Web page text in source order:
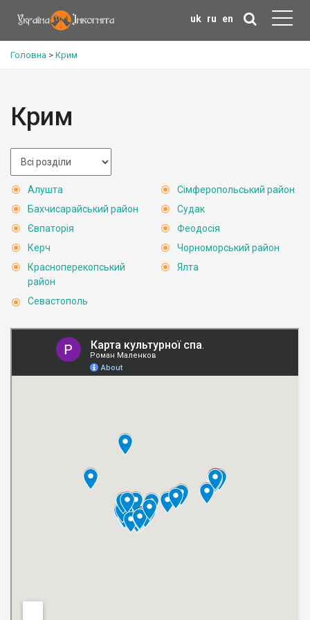
uk ru en
Головна > Крим
Крим
Алушта
Бахчисарайський район
Євпаторія
Керч
Красноперекопський
район
Севастополь
Сімферопольський район
Судак
Феодосія
Чорноморський район
Ялта